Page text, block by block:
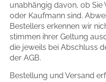
Autorinnen und
unabhängig davon, ob
oder Kaufmann sind.
Bestellers erkennen wir
stimmen ihrer Geltung
die jeweils bei Abschluss
der AGB.
Bestellung und Versand